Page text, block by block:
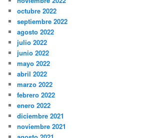
octubre 2022
septiembre 2022
agosto 2022
julio 2022
junio 2022
mayo 2022
abril 2022
marzo 2022
febrero 2022
enero 2022
diciembre 2021
noviembre 2021